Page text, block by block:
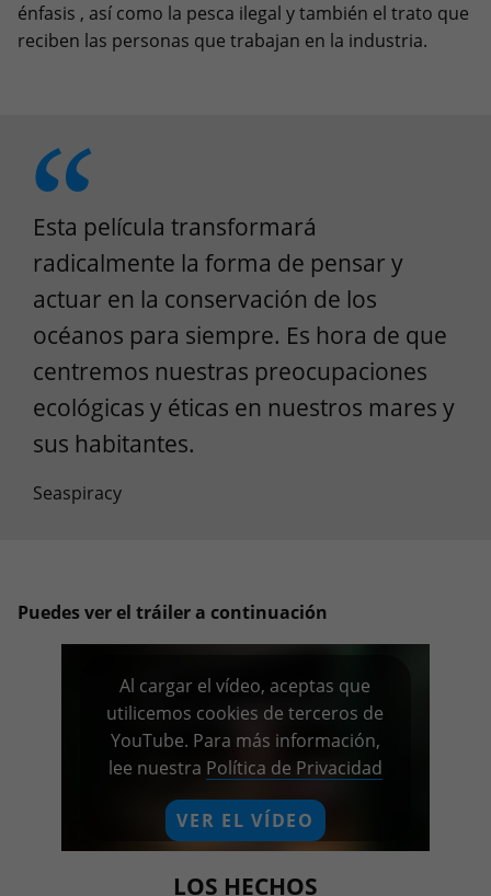
énfasis , así como la pesca ilegal y también el trato que
reciben las personas que trabajan en la industria.
Esta película transformará
radicalmente la forma de pensar y
actuar en la conservación de los
océanos para siempre. Es hora de que
centremos nuestras preocupaciones
ecológicas y éticas en nuestros mares y
sus habitantes.
Seaspiracy
Puedes ver el tráiler a continuación
Al cargar el vídeo, aceptas que
utilicemos cookies de terceros de
YouTube. Para más información,
lee nuestra Política de Privacidad
VER EL VÍDEO
Recordar mi decisión
LOS HECHOS